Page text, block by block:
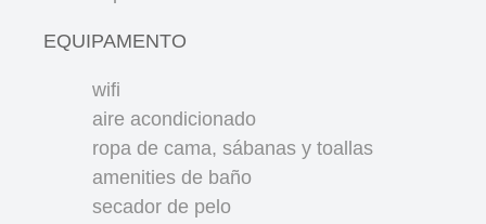
EQUIPAMENTO
wifi
aire acondicionado
ropa de cama, sábanas y toallas
amenities de baño
secador de pelo